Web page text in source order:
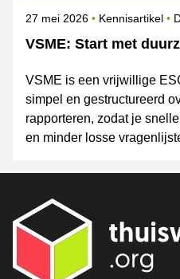
VSME: Start met
Gepubliceerd op
27 mei 2026 Kennisartikel
VSME is een vrijwillige
simpel en gestructureerd
rapporteren, zodat je
en minder losse